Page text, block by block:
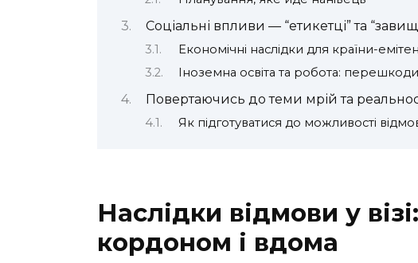
Соціальні впливи — “етикетці” та
Економічні наслідки для країни-
Іноземна освіта та робота:
Повертаючись до теми мрій та
Як підготуватися до можливості
Наслідки відмови у
кордоном і вдома